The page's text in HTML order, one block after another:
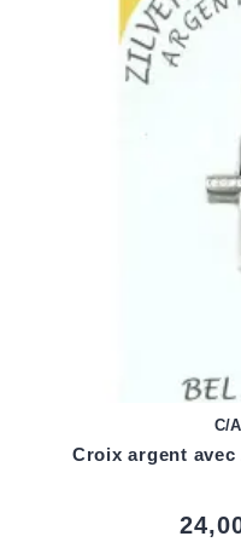
C/
Croix argent avec